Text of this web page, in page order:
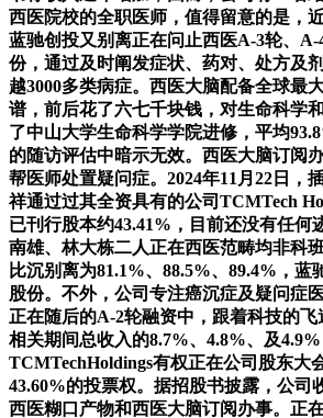
西医院校的全职医师，值得留意的是，
蓝驰创投又别离正在问止西医A-3轮、
份，通过及时阐发症状、药对、处方及
越3000多类病症。西医大脑配备全球最
谱，前后花了六七千块钱，对生命科学
了中山大学生命科学学院进修，平均
的随访评估中暗示无效。西医大脑订阅
帮医师处置疑问症。2024年11月22日，
祥通过过其全资具有的公司TCMTech
已刊行股本约43.41%，目前还没有任何
南雄、林大栋二人正在西医范畴均非科
比沉别离为81.1%、88.5%、89.4%，蓝
股份。不外，公司专注癌沉症及疑问症
正在随后的A-2轮融资中，跟着科技的飞
相关期间总收入的8.7%、4.8%、及
TCMTechHoldings有权正在公司股东大
43.60%的投票权。据招股书披露，公司
西医糊口产物和西医大脑订阅办事。正